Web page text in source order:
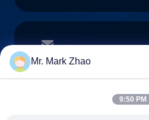
ईमेल
Mr. Mark Zhao
9:50 PM